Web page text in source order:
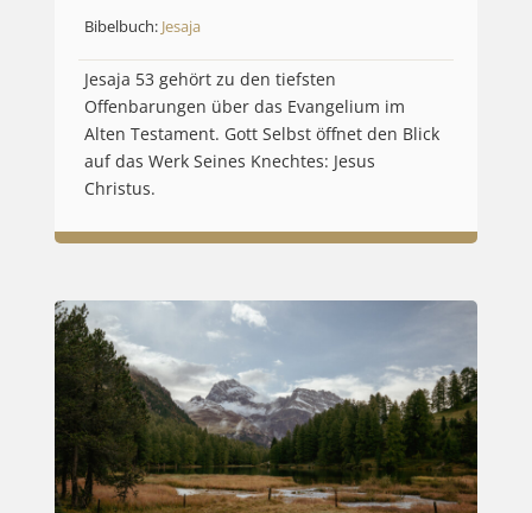
Bibelbuch: Jesaja
Jesaja 53 gehört zu den tiefsten
Offenbarungen über das Evangelium im
Alten Testament. Gott Selbst öffnet den Blick
auf das Werk Seines Knechtes: Jesus
Christus.